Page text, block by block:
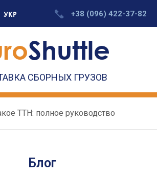
УКР +38 (096) 422-37-82
Shuttle
СБОРНЫХ ГРУЗОВ
ТТН: полное руководство
Блог